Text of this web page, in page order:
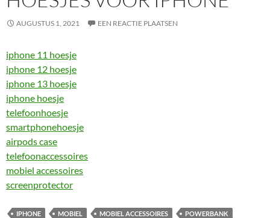
AUGUSTUS 1, 2021 EEN REACTIE PLAATSEN
iphone 11 hoesje
iphone 12 hoesje
iphone 13 hoesje
iphone hoesje
telefoonhoesje
smartphonehoesje
airpods case
telefoonaccessoires
mobiel accessoires
screenprotector
IPHONE MOBIEL MOBIEL ACCESSOIRES
POWERBANK